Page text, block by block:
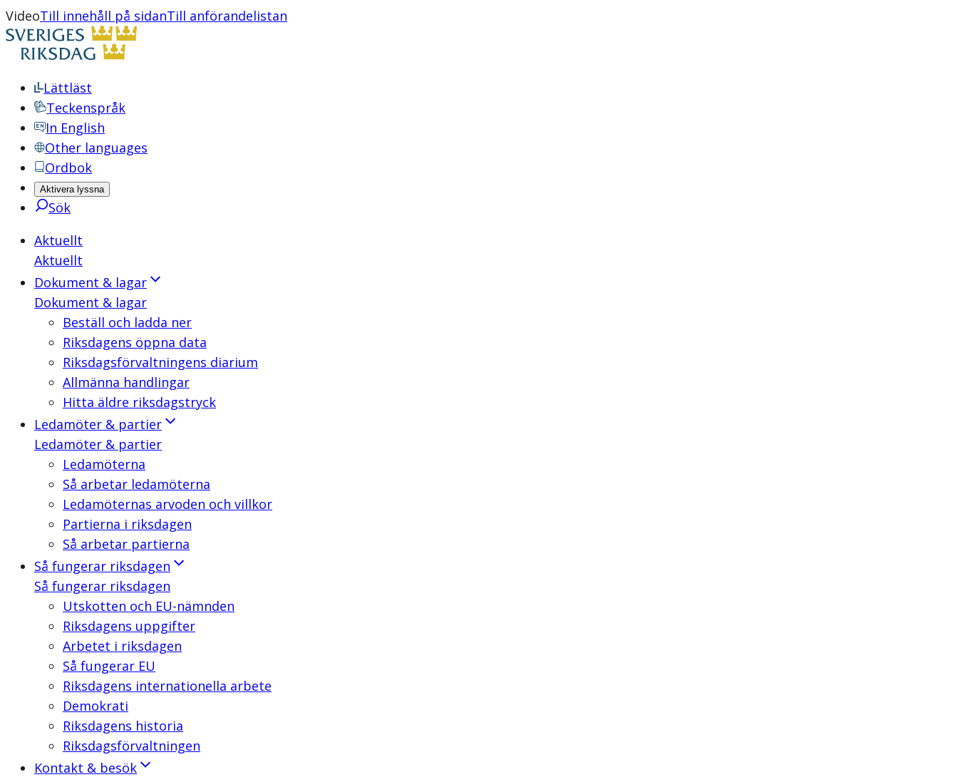
VideoTill innehåll på sidanTill anförandelistan
Lättläst
Teckenspråk
In English
Other languages
Ordbok
Aktivera lyssna
Sök
Aktuellt
Aktuellt
Dokument & lagar
Dokument & lagar
Beställ och ladda ner
Riksdagens öppna data
Riksdagsförvaltningens diarium
Allmänna handlingar
Hitta äldre riksdagstryck
Ledamöter & partier
Ledamöter & partier
Ledamöterna
Så arbetar ledamöterna
Ledamöternas arvoden och villkor
Partierna i riksdagen
Så arbetar partierna
Så fungerar riksdagen
Så fungerar riksdagen
Utskotten och EU-nämnden
Riksdagens uppgifter
Arbetet i riksdagen
Så fungerar EU
Riksdagens internationella arbete
Demokrati
Riksdagens historia
Riksdagsförvaltningen
Kontakt & besök